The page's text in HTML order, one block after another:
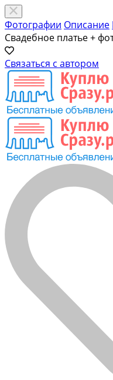
Фотографии Описание
Свадебное платье +
Связаться с автором